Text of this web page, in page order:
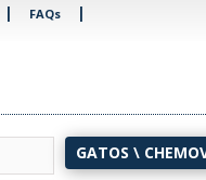
| FAQs |
GATOS \